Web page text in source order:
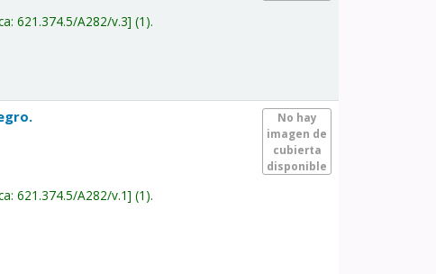
621.374.5/A282/v.3 (1).
No hay
imagen de
cubierta
disponible
621.374.5/A282/v.1 (1).